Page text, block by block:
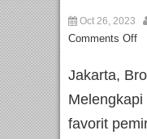
Oct 26, 2023
Comments Off
Jakarta,
favorit